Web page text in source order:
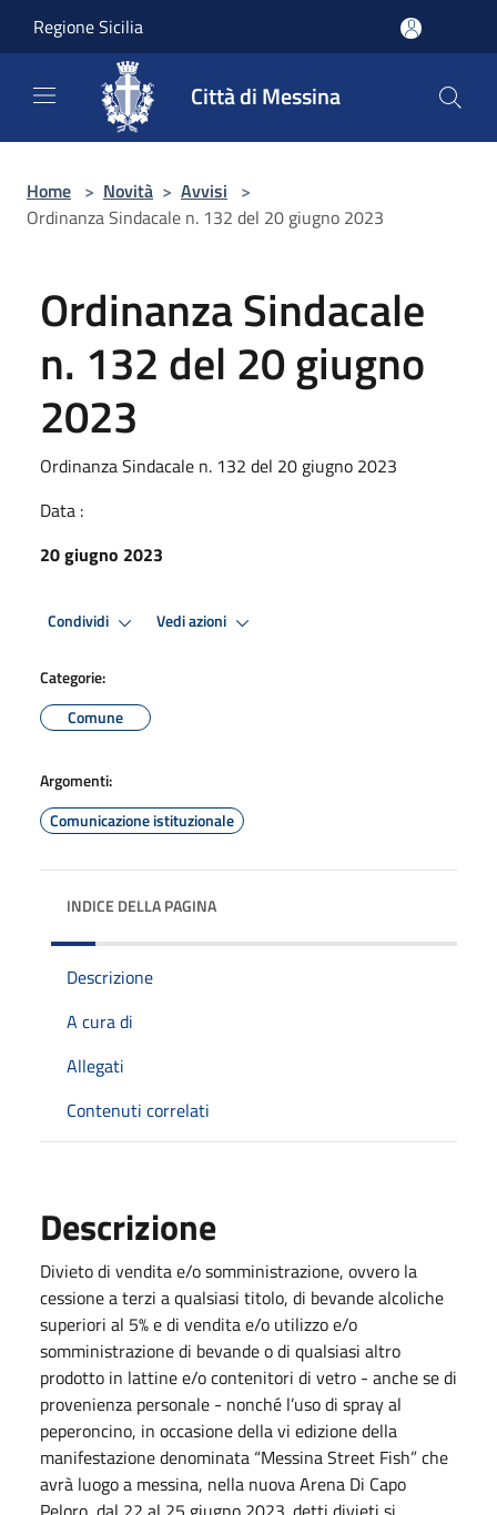
Regione Sicilia
Città di Messina
Home > Novità > Avvisi >
Ordinanza Sindacale n. 132 del 20 giugno 2023
Ordinanza Sindacale
n. 132 del 20 giugno
2023
Ordinanza Sindacale n. 132 del 20 giugno 2023
Data :
20 giugno 2023
Condividi Vedi azioni
Categorie:
Comune
Argomenti:
Comunicazione istituzionale
INDICE DELLA PAGINA
Descrizione
A cura di
Allegati
Contenuti correlati
Descrizione
Divieto di vendita e/o somministrazione, ovvero la
cessione a terzi a qualsiasi titolo, di bevande alcoliche
superiori al 5% e di vendita e/o utilizzo e/o
somministrazione di bevande o di qualsiasi altro
prodotto in lattine e/o contenitori di vetro - anche se di
provenienza personale - nonché l’uso di spray al
peperoncino, in occasione della vi edizione della
manifestazione denominata “Messina Street Fish” che
avrà luogo a messina, nella nuova Arena Di Capo